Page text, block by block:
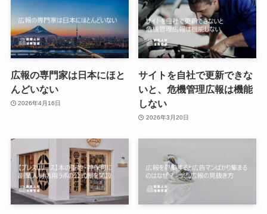
広報の専門家は日本にほと
んどいない
2026年4月16日
サイトを自社で更新できな
いと、危機管理広報は機能
しない
2026年3月20日